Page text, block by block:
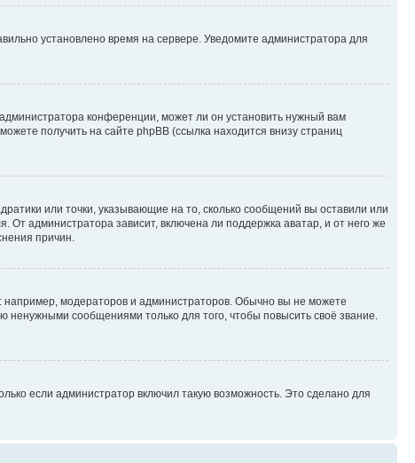
установлено время на сервере. Уведомите администратора для
конференции, может ли он установить нужный вам
получить на сайте phpBB (ссылка находится внизу страниц
или точки, указывающие на то, сколько сообщений вы оставили или
От администратора зависит, включена ли поддержка аватар, и от него же
причин.
модераторов и администраторов. Обычно вы не можете
сообщениями только для того, чтобы повысить своё звание.
если администратор включил такую возможность. Это сделано для